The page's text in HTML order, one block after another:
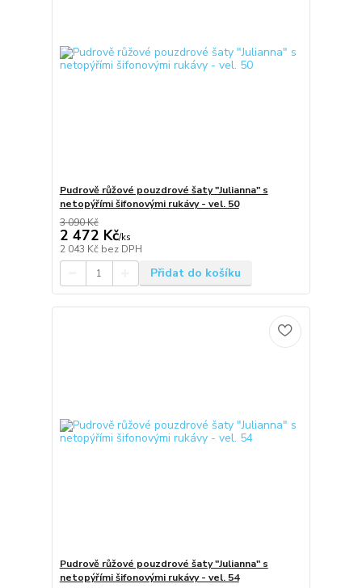
Pudrově růžové pouzdrové šaty "Julianna" s
netopýřími šifonovými rukávy - vel. 50
3 090 Kč
2 472 Kč/ks
2 043 Kč bez DPH
Přidat do košíku
Pudrově růžové pouzdrové šaty "Julianna" s
netopýřími šifonovými rukávy - vel. 54